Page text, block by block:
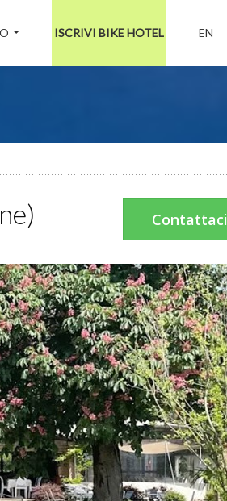
ISCRIVI BIKE HOTEL EN
Contattaci